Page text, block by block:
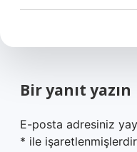
Bir yanıt yazın
E-posta adresiniz
* ile işaretlenmişlerdir